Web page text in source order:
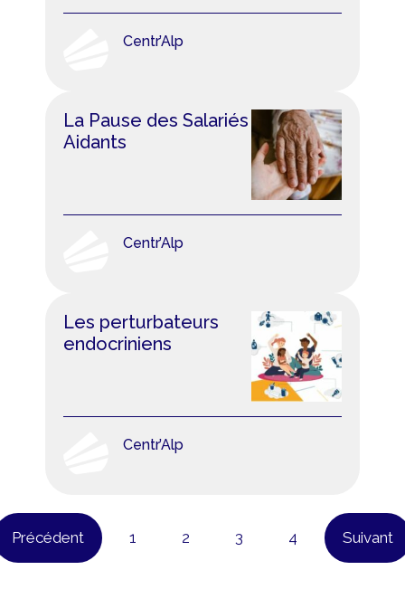
Centr’Alp
La Pause des Salariés
Aidants
Centr’Alp
Les perturbateurs
endocriniens
Centr’Alp
Précédent 1 2 3 4 Suivant